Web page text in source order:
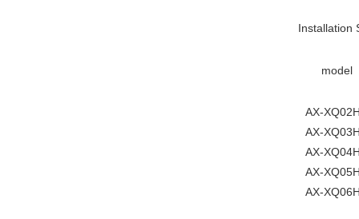
Installation
model
AX-
AX-
AX-
AX-
AX-